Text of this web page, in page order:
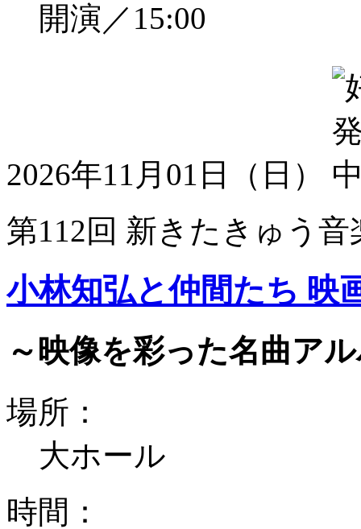
開演／15:00
2026年11月01日（日）
第112回 新きたきゅう音
小林知弘と仲間たち 映
～映像を彩った名曲ア
場所：
大ホール
時間：